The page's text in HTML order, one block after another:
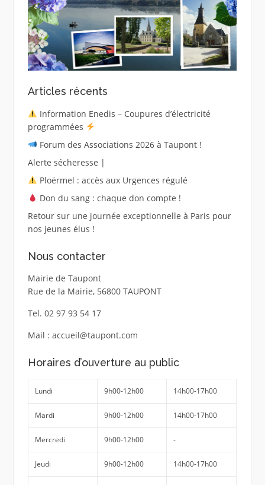
Articles récents
Information Enedis – Coupures d’électricité
programmées
Forum des Associations 2026 à Taupont !
Alerte sécheresse |
Ploërmel : accès aux Urgences régulé
Don du sang : chaque don compte !
Retour sur une journée exceptionnelle à Paris pour
nos jeunes élus !
Nous contacter
Mairie de Taupont
Rue de la Mairie, 56800 TAUPONT
Tel. 02 97 93 54 17
Mail : accueil@taupont.com
Horaires d’ouverture au public
Lundi 9h00-12h00 14h00-17h00
Mardi 9h00-12h00 14h00-17h00
Mercredi 9h00-12h00 -
Jeudi 9h00-12h00 14h00-17h00